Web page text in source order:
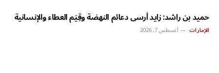
حميد بن راشد: زايد أرسى دعائم النهضة وقِيَم العطاء والإنسانية
الإمارات أغسطس 7, 2026